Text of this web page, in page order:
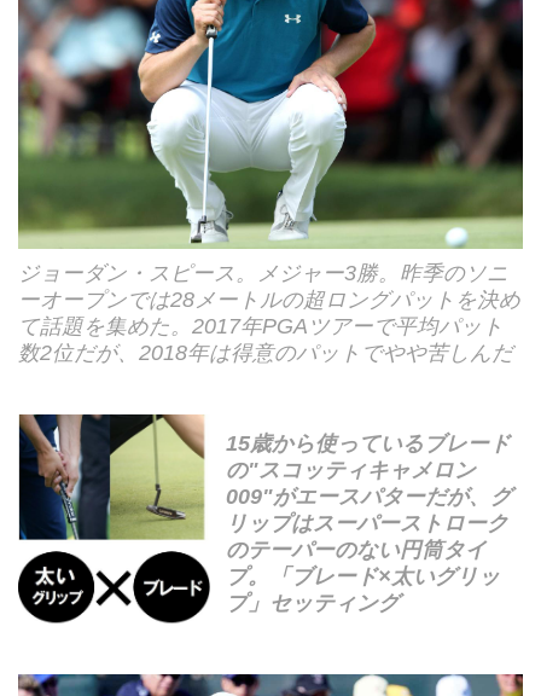
ジョーダン・スピース。メジャー3勝。昨季のソニ
ーオープンでは28メートルの超ロングパットを決め
て話題を集めた。2017年PGAツアーで平均パット
数2位だが、2018年は得意のパットでやや苦しんだ
15歳から使っているブレード
の"スコッティキャメロン
009"がエースパターだが、グ
リップはスーパーストローク
のテーパーのない円筒タイ
プ。「ブレード×太いグリッ
プ」セッティング